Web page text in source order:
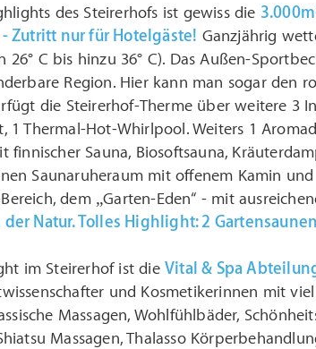
des Steirerhofs ist gewiss die
Zutritt nur für Hotelgäste! Ganzjährig
26° C bis hinzu 36° C). Das Außen-
Region. Hier kann man sogar den
die Steirerhof-Therme über weitere 3
1 Thermal-Hot-Whirlpool. Weiters 1
finnischer Sauna, Biosoftsauna,
Saunaruheraum mit offenem Kamin
dem „Garten-Eden“ - mit
Natur. Tolles Highlight: 2
im Steirerhof ist die Vital & Spa
und Kosmetikerinnen mit
Massagen, Wohlfühlbäder,
Massagen, Thalasso